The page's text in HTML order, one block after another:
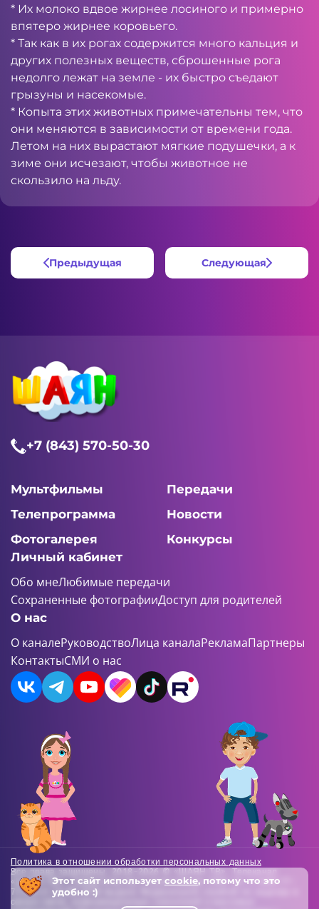
* Их молоко вдвое жирнее лосиного и примерно
впятеро жирнее коровьего.
* Так как в их рогах содержится много кальция и
других полезных веществ, сброшенные рога
недолго лежат на земле - их быстро съедают
грызуны и насекомые.
* Копыта этих животных примечательны тем, что
они меняются в зависимости от времени года.
Летом на них вырастают мягкие подушечки, а к
зиме они исчезают, чтобы животное не
скользило на льду.
Предыдущая Следующая
+7 (843) 570-50-30
Мультфильмы
Передачи
Телепрограмма
Новости
Фотогалерея
Конкурсы
Личный кабинет
Обо мнеЛюбимые передачи
Сохраненные фотографииДоступ для родителей
О нас
О каналеРуководствоЛица каналаРекламаПартнеры
КонтактыСМИ о нас
Политика в отношении обработки персональных данных
Все права защищены. 2018-2026 © «ШАЯН ТВ». Телеканал
«ШАЯН ТВ» , Свидетельство о регистрации СМИ Эл-Л №ФС77-
73138 от 22.06.2018 выдано Федеральной службой по надзору в
сфере связи, информационных технологий и массовых
Этот сайт использует cookie, потому что это
удобно :)